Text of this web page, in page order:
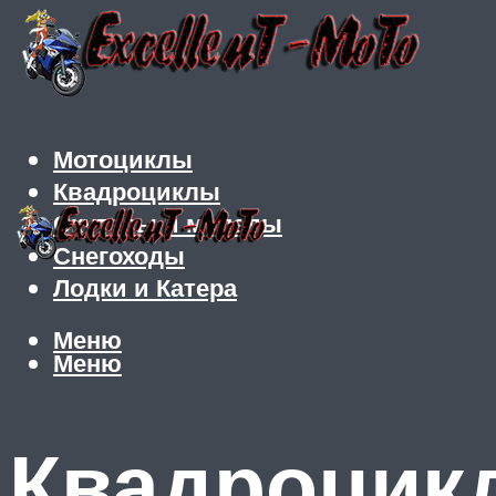
Мотоциклы
Квадроциклы
Скутеры и мопеды
Снегоходы
Лодки и Катера
Меню
Меню